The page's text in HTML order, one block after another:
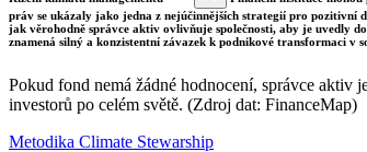
práv se ukázaly jako jedna z nejúčinnějších strategií pro pozitivní
jak věrohodně správce aktiv ovlivňuje společnosti, aby je uvedly
znamená silný a konzistentní závazek k podnikové transformaci
Pokud fond nemá žádné hodnocení, správce aktiv
investorů po celém světě. (Zdroj dat: FinanceMap)
Metodika Climate Stewarship